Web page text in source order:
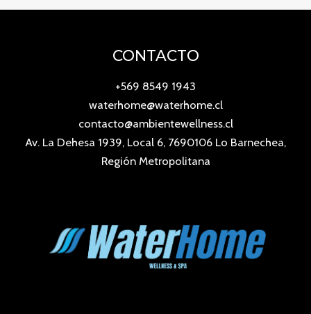
CONTACTO
+569 8549 1943
waterhome@waterhome.cl
contacto@ambientewellness.cl
Av. La Dehesa 1939, Local 6, 7690106 Lo Barnechea,
Región Metropolitana